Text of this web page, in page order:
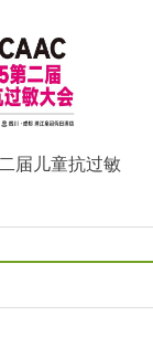
届儿童抗过敏